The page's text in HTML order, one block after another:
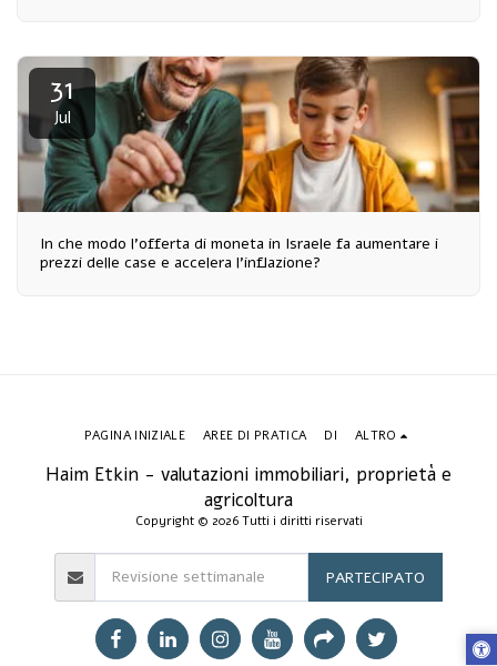
31
Jul
In che modo l'offerta di moneta in Israele fa aumentare i
prezzi delle case e accelera l'inflazione?
Haim Etkin - valutazioni immobiliari, proprietà e
agricoltura
Copyright © 2026 Tutti i diritti riservati
PAGINA INIZIALE AREE DI PRATICA DI ALTRO
PARTECIPATO